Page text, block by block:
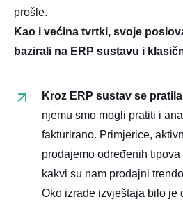
prošle.
Kao i većina tvrtki, svoje
bazirali na ERP sustavu i
Kroz ERP sustav se
njemu smo mogli pratiti i
fakturirano. Primjerice,
prodajemo određenih
kakvi su nam prodajni
Oko izrade izvještaja bilo je